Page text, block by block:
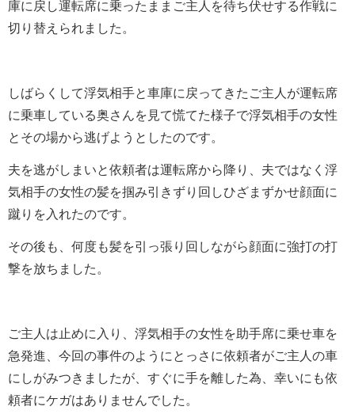
庫に戻し運転席に乗ったままご主人を待ち伏せする作戦に
切り替えられました。
しばらくして浮気相手と車庫に戻ってきたご主人が運転席
に乗車している奥さんを見て慌てた様子で浮気相手の女性
とその場から逃げようとしたのです。
夫を逃がしまいと依頼者は運転席から降り、夫ではなく浮
気相手の女性の髪を掴み引きずり回しひざまずかせ顔面に
蹴りを入れたのです。
その後も、何度も髪を引っ張り回しながら顔面に強打の打
撃を放ちました。
ご主人は止めに入り、浮気相手の女性を助手席に乗せ車を
急発進、今回の事件のようにとっさに依頼者がご主人の車
にしがみつきましたが、すぐに手を離した為、幸いにも依
頼者にケガはありませんでした。